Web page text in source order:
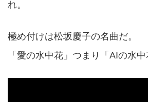
れ。
極め付けは松坂慶子の名曲だ。
「愛の水中花」つまり「AIの水中